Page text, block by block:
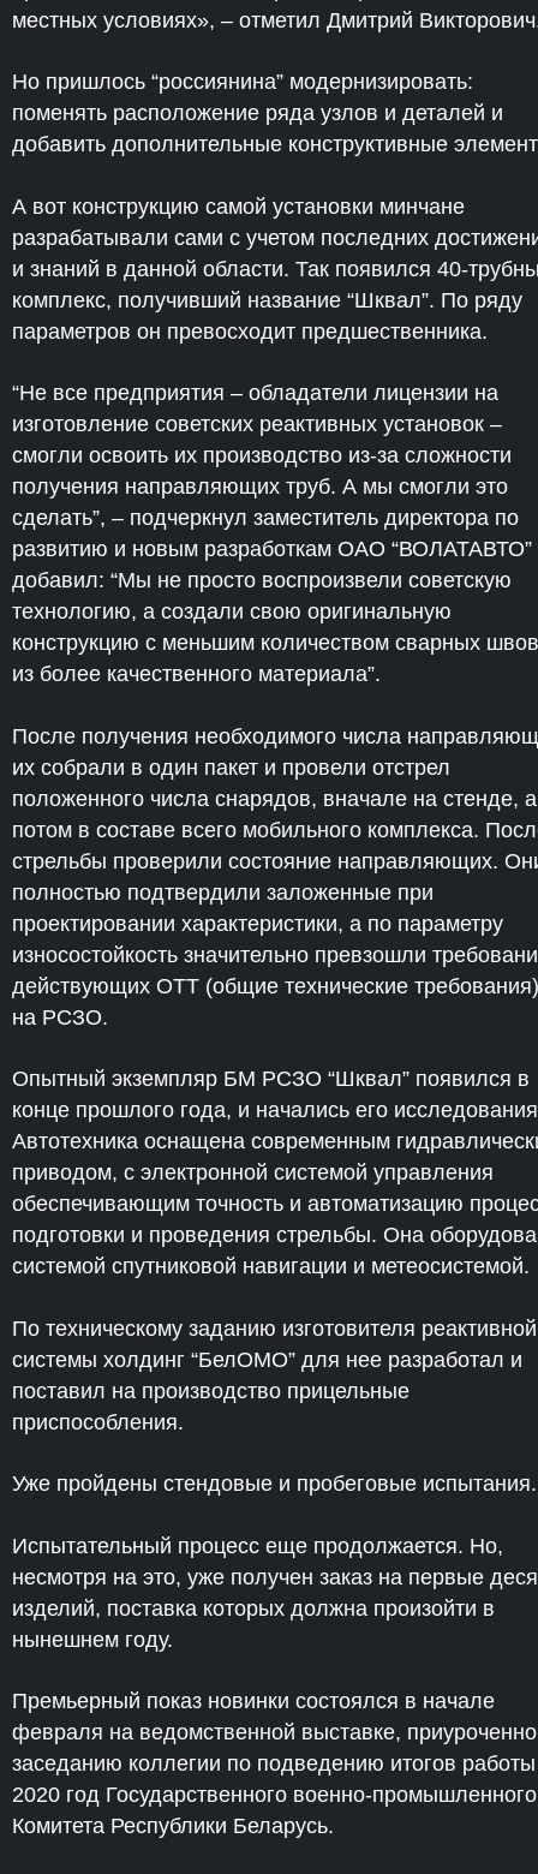
местных условиях», – отметил Дмитрий
Но пришлось “россиянина” модернизировать:
поменять расположение ряда узлов и деталей и
добавить дополнительные конструктивные
А вот конструкцию самой установки минчане
разрабатывали сами с учетом последних
и знаний в данной области. Так появился 40-
комплекс, получивший название “Шквал”. По ряду
параметров он превосходит предшественника.
“Не все предприятия – обладатели лицензии на
изготовление советских реактивных установок –
смогли освоить их производство из-за сложности
получения направляющих труб. А мы смогли это
сделать”, – подчеркнул заместитель директора по
развитию и новым разработкам ОАО “ВОЛАТАВТО”
добавил: “Мы не просто воспроизвели советскую
технологию, а создали свою оригинальную
конструкцию с меньшим количеством сварных
из более качественного материала”.
После получения необходимого числа
их собрали в один пакет и провели отстрел
положенного числа снарядов, вначале на стенде, а
потом в составе всего мобильного комплекса.
стрельбы проверили состояние направляющих.
полностью подтвердили заложенные при
проектировании характеристики, а по параметру
износостойкость значительно превзошли
действующих ОТТ (общие технические требования)
на РСЗО.
Опытный экземпляр БМ РСЗО “Шквал” появился в
конце прошлого года, и начались его
Автотехника оснащена современным
приводом, с электронной системой управления
обеспечивающим точность и автоматизацию
подготовки и проведения стрельбы. Она
системой спутниковой навигации и метеосистемой.
По техническому заданию изготовителя реактивной
системы холдинг “БелОМО” для нее разработал и
поставил на производство прицельные
приспособления.
Уже пройдены стендовые и пробеговые испытания.
Испытательный процесс еще продолжается. Но,
несмотря на это, уже получен заказ на первые
изделий, поставка которых должна произойти в
нынешнем году.
Премьерный показ новинки состоялся в начале
февраля на ведомственной выставке,
заседанию коллегии по подведению итогов работы
2020 год Государственного военно-промышленного
Комитета Республики Беларусь.